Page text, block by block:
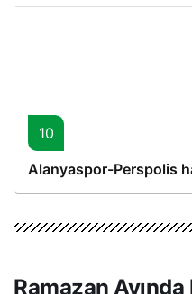
10
Alanyaspor-Perspolis
Ramazan